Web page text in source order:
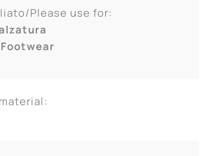
Please use for: